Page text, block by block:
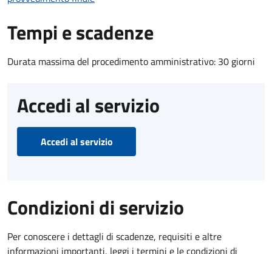
Tempi e scadenze
Durata massima del procedimento amministrativo: 30 giorni
Accedi al servizio
Accedi al servizio
Condizioni di servizio
Per conoscere i dettagli di scadenze, requisiti e altre
informazioni importanti, leggi i termini e le condizioni di